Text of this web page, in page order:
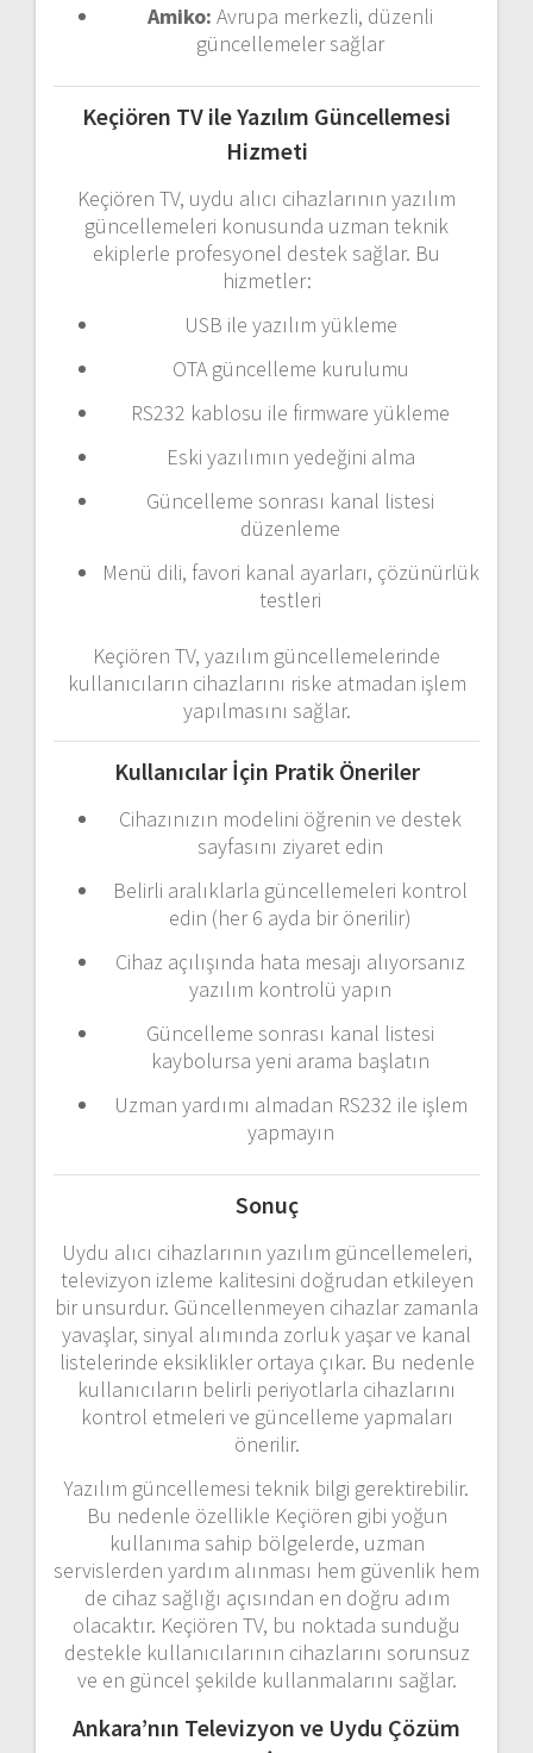
Amiko: Avrupa merkezli, düzenli
güncellemelersağlar
Keçiören TV ileYazılım Güncellemesi
Hizmeti
Keçiören TV, uydu alıcı cihazlarının yazılım
güncellemeleri konusunda uzman teknik
ekiplerle profesyonel destek sağlar. Bu
hizmetler:
USB ile yazılım yükleme
OTA güncelleme kurulumu
RS232 kablosu ile firmware yükleme
Eski yazılımın yedeğini alma
Güncelleme sonrası kanal listesi
düzenleme
Menü dili, favori kanal ayarları, çözünürlük
testleri
Keçiören TV, yazılım güncellemelerinde
kullanıcıların cihazlarını riske atmadan işlem
yapılmasını sağlar.
Kullanıcılar İçin Pratik Öneriler
Cihazınızın modelini öğrenin ve destek
sayfasını ziyaret edin
Belirli aralıklarla güncellemeleri kontrol
edin (her6 ayda birönerilir)
Cihaz açılışında hata mesajı alıyorsanız
yazılım kontrolü yapın
Güncelleme sonrası kanal listesi
kaybolursa yeni arama başlatın
Uzman yardımı almadan RS232 ile işlem
yapmayın
Sonuç
Uydu alıcı cihazlarının yazılım güncellemeleri,
televizyon izleme kalitesini doğrudan etkileyen
birunsurdur. Güncellenmeyen cihazlarzamanla
yavaşlar, sinyal alımında zorluk yaşarve kanal
listelerinde eksikliklerortaya çıkar. Bu nedenle
kullanıcıların belirli periyotlarla cihazlarını
kontrol etmeleri ve güncelleme yapmaları
önerilir.
Yazılım güncellemesi teknik bilgi gerektirebilir.
Bu nedenle özellikle Keçiören gibi yoğun
kullanıma sahip bölgelerde, uzman
servislerden yardım alınması hem güvenlik hem
de cihaz sağlığı açısından en doğru adım
olacaktır. Keçiören TV, bu noktada sunduğu
destekle kullanıcılarının cihazlarını sorunsuz
ve en güncel şekilde kullanmalarını sağlar.
Ankara’nın Televizyon ve Uydu Çözüm